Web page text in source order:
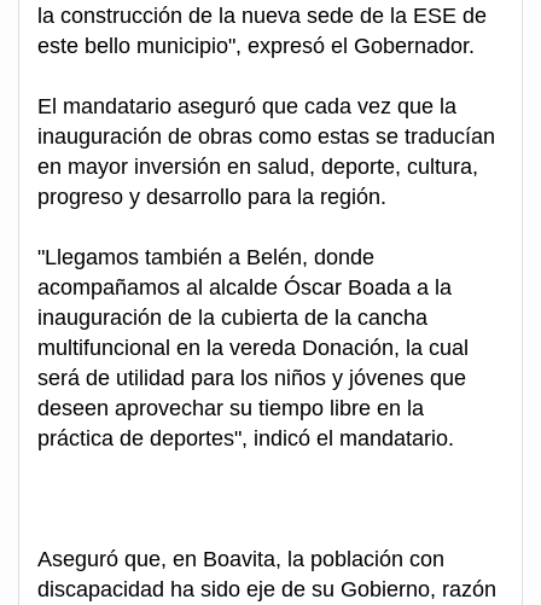
la construcción de la nueva sede de la ESE de
este bello municipio", expresó el Gobernador.
El mandatario aseguró que cada vez que la
inauguración de obras como estas se traducían
en mayor inversión en salud, deporte, cultura,
progreso y desarrollo para la región.
"Llegamos también a Belén, donde
acompañamos al alcalde Óscar Boada a la
inauguración de la cubierta de la cancha
multifuncional en la vereda Donación, la cual
será de utilidad para los niños y jóvenes que
deseen aprovechar su tiempo libre en la
práctica de deportes", indicó el mandatario.
Aseguró que, en Boavita, la población con
discapacidad ha sido eje de su Gobierno, razón